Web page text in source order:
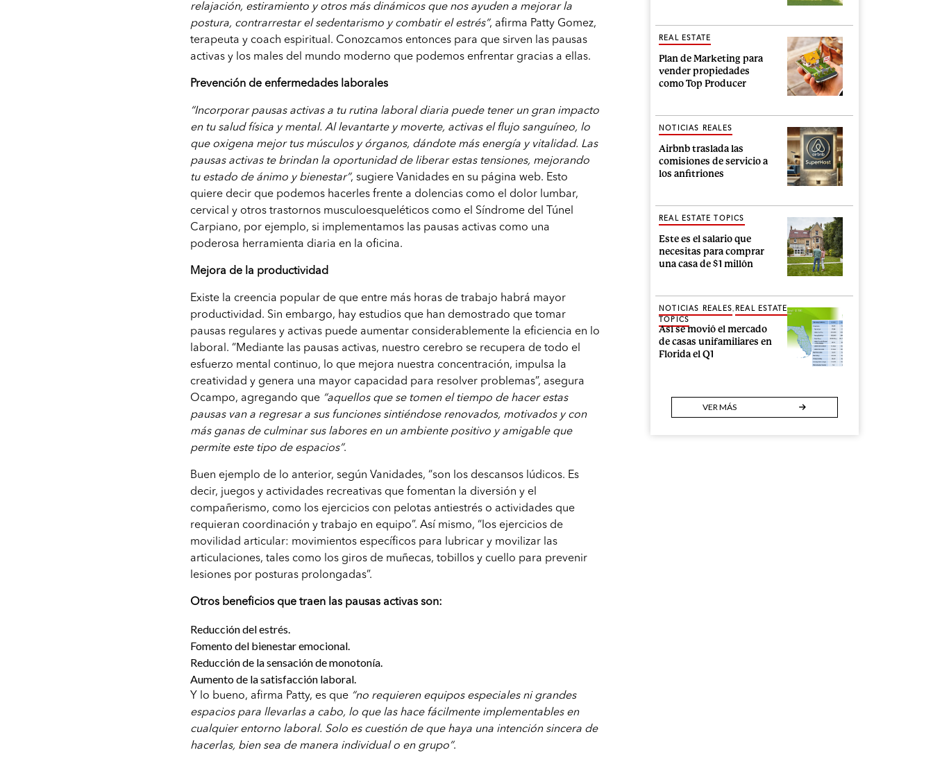
relajación, estiramiento y otros más dinámicos que nos ayuden a mejorar la
postura, contrarrestar el sedentarismo y combatir el estrés”, afirma Patty Gomez,
terapeuta y coach espiritual. Conozcamos entonces para que sirven las pausas
activas y los males del mundo moderno que podemos enfrentar gracias a ellas.
Prevención de enfermedades laborales
“Incorporar pausas activas a tu rutina laboral diaria puede tener un gran impacto
en tu salud física y mental. Al levantarte y moverte, activas el flujo sanguíneo, lo
que oxigena mejor tus músculos y órganos, dándote más energía y vitalidad. Las
pausas activas te brindan la oportunidad de liberar estas tensiones, mejorando
tu estado de ánimo y bienestar”, sugiere Vanidades en su página web. Esto
quiere decir que podemos hacerles frente a dolencias como el dolor lumbar,
cervical y otros trastornos musculoesqueléticos como el Síndrome del Túnel
Carpiano, por ejemplo, si implementamos las pausas activas como una
poderosa herramienta diaria en la oficina.
Mejora de la productividad
Existe la creencia popular de que entre más horas de trabajo habrá mayor
productividad. Sin embargo, hay estudios que han demostrado que tomar
pausas regulares y activas puede aumentar considerablemente la eficiencia en lo
laboral. “Mediante las pausas activas, nuestro cerebro se recupera de todo el
esfuerzo mental continuo, lo que mejora nuestra concentración, impulsa la
creatividad y genera una mayor capacidad para resolver problemas”, asegura
Ocampo, agregando que “aquellos que se tomen el tiempo de hacer estas
pausas van a regresar a sus funciones sintiéndose renovados, motivados y con
más ganas de culminar sus labores en un ambiente positivo y amigable que
permite este tipo de espacios”.
Buen ejemplo de lo anterior, según Vanidades, “son los descansos lúdicos. Es
decir, juegos y actividades recreativas que fomentan la diversión y el
compañerismo, como los ejercicios con pelotas antiestrés o actividades que
requieran coordinación y trabajo en equipo”. Así mismo, “los ejercicios de
movilidad articular: movimientos específicos para lubricar y movilizar las
articulaciones, tales como los giros de muñecas, tobillos y cuello para prevenir
lesiones por posturas prolongadas”.
Otros beneficios que traen las pausas activas son:
Reducción del estrés.
Fomento del bienestar emocional.
Reducción de la sensación de monotonía.
Aumento de la satisfacción laboral.
Y lo bueno, afirma Patty, es que “no requieren equipos especiales ni grandes
espacios para llevarlas a cabo, lo que las hace fácilmente implementables en
cualquier entorno laboral. Solo es cuestión de que haya una intención sincera de
hacerlas, bien sea de manera individual o en grupo”.
Plan de Marketing para
vender propiedades
como Top Producer
REAL ESTATE
Airbnb traslada las
comisiones de servicio a
los anfitriones
NOTICIAS REALES
Este es el salario que
necesitas para comprar
una casa de $1 millón
REAL ESTATE TOPICS
Así se movió el mercado
de casas unifamiliares en
Florida el Q1
NOTICIAS REALES
REAL ESTATE
TOPICS
VER MÁS